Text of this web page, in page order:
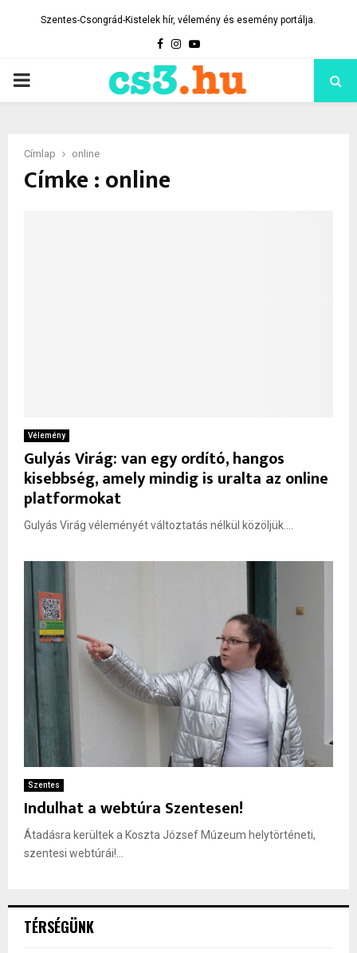
Szentes-Csongrád-Kistelek hír, vélemény és esemény portálja.
Facebook
Instagram
Youtube
PRIMARY
Címlap online
Címke : online
Vélemény
Gulyás Virág: van egy ordító, hangos
kisebbség, amely mindig is uralta az online
platformokat
Gulyás Virág véleményét változtatás nélkül közöljük....
Szentes
Indulhat a webtúra Szentesen!
Átadásra kerültek a Koszta József Múzeum helytörténeti,
szentesi webtúrái!...
TÉRSÉGÜNK